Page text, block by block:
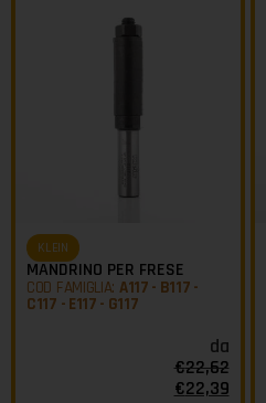
KLEIN
MANDRINO PER FRESE
COD FAMIGLIA: A117 - B117 -
C117 - E117 - G117
da
€22,62
€22,39